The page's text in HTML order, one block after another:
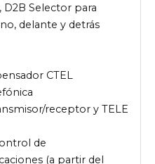
Selector para
delante y detrás
CTEL
receptor y TELE
de
(a partir del